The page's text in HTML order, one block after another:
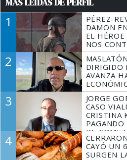
1
PÉREZ-
DAMON
EL
NOS
2
DIRIGIDO
AVANZA
3
JORGE
CASO
CRISTINA
PAGANDO
DE
4
CAYÓ UN
SURGEN